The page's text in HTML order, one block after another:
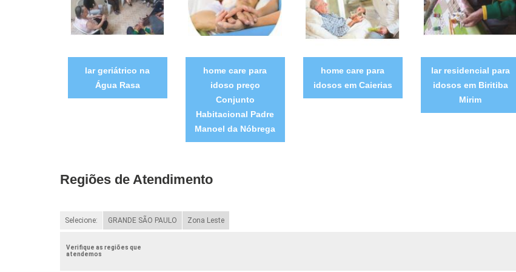
lar geriátrico na
Água Rasa
home care para
idoso preço
Conjunto
Habitacional Padre
Manoel da Nóbrega
home care para
idosos em Caierias
lar residencial para
idosos em Biritiba
Mirim
Regiões de Atendimento
Selecione: GRANDE SÃO PAULO Zona Leste
Verifique as regiões que
atendemos